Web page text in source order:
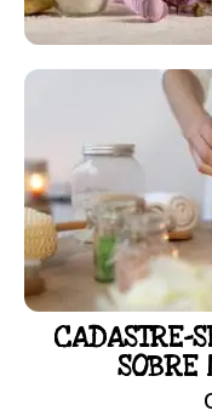
FLORAL DE
Responda as
floral em casa.
Resultado na
Conheça
LOJA
CADASTRE-
SOBRE